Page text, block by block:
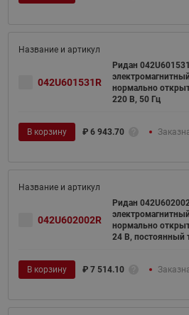
042U601531R
Ридан
нормально
220 В, 50 Гц
В корзину ₽ 6 943.70
042U602002R
Ридан
нормально
24 В, постоянный
В корзину ₽ 7 514.10